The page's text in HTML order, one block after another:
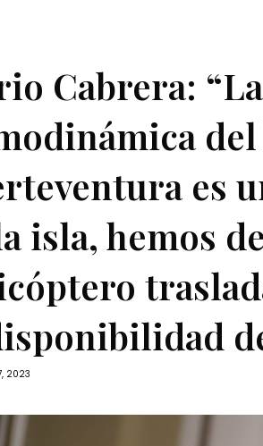
Cabrera:
es
isla, hemos
2023